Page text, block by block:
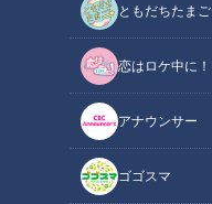
ともだちたまご
恋はロケ中に！
アナウンサー
ゴゴスマ